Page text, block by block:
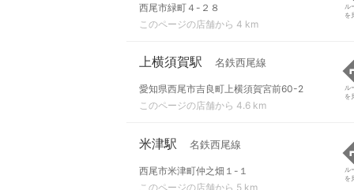
西尾市緑町４-２８
このページの店舗から 4 km
ル
を
上横須賀駅 名鉄西尾線
愛知県西尾市吉良町上横須賀宮前60-2
このページの店舗から 4.6 km
ル
を
米津駅 名鉄西尾線
西尾市米津町仲之畑１-１
このページの店舗から 5 km
ル
を